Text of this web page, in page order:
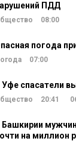
ПДД
08:00
погода
07:00
Уфе спасатели
20:41
Башкирии
на миллион